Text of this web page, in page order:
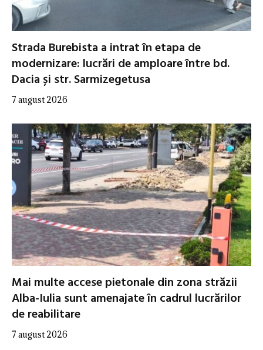
Strada Burebista a intrat în etapa de
modernizare: lucrări de amploare între bd.
Dacia și str. Sarmizegetusa
7 august 2026
Mai multe accese pietonale din zona străzii
Alba-Iulia sunt amenajate în cadrul lucrărilor
de reabilitare
7 august 2026